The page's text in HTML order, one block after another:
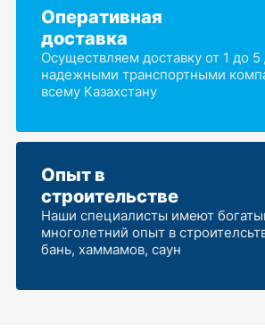
Оперативная
доставка
Осуществляем доставку от 1 до 5
надежными транспортными
всему Казахстану
Опыт в
строительстве
Наши специалисты имеют
многолетний опыт в
бань, хаммамов, саун